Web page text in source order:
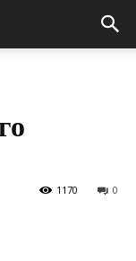
0
1170